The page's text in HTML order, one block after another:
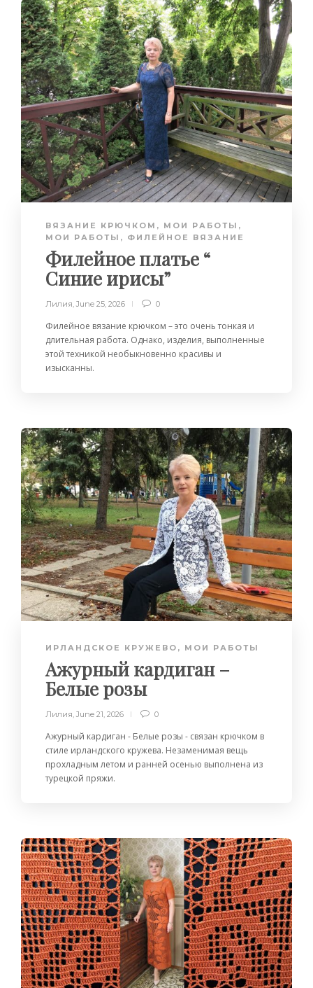
ВЯЗАНИЕ КРЮЧКОМ , МОИ РАБОТЫ ,
МОИ РАБОТЫ , ФИЛЕЙНОЕ ВЯЗАНИЕ
Филейное платье “
Синие ирисы”
Лилия June 25, 2026 0
Филейное вязание крючком – это очень тонкая и
длительная работа. Однако, изделия, выполненные
этой техникой необыкновенно красивы и
изысканны.
ИРЛАНДСКОЕ КРУЖЕВО , МОИ РАБОТЫ
Ажурный кардиган –
Белые розы
Лилия, June 21, 2026 0
Ажурный кардиган - Белые розы - связан крючком в
стиле ирландского кружева. Незаменимая вещь
прохладным летом и ранней осенью выполнена из
турецкой пряжи.